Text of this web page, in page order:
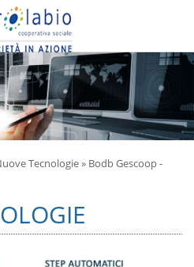
Tecnologie» Bodb Gescoop -